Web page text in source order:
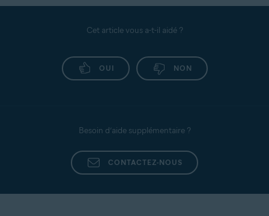
Cet article vous a-t-il aidé ?
OUI NON
Besoin d’aide supplémentaire ?
CONTACTEZ-NOUS